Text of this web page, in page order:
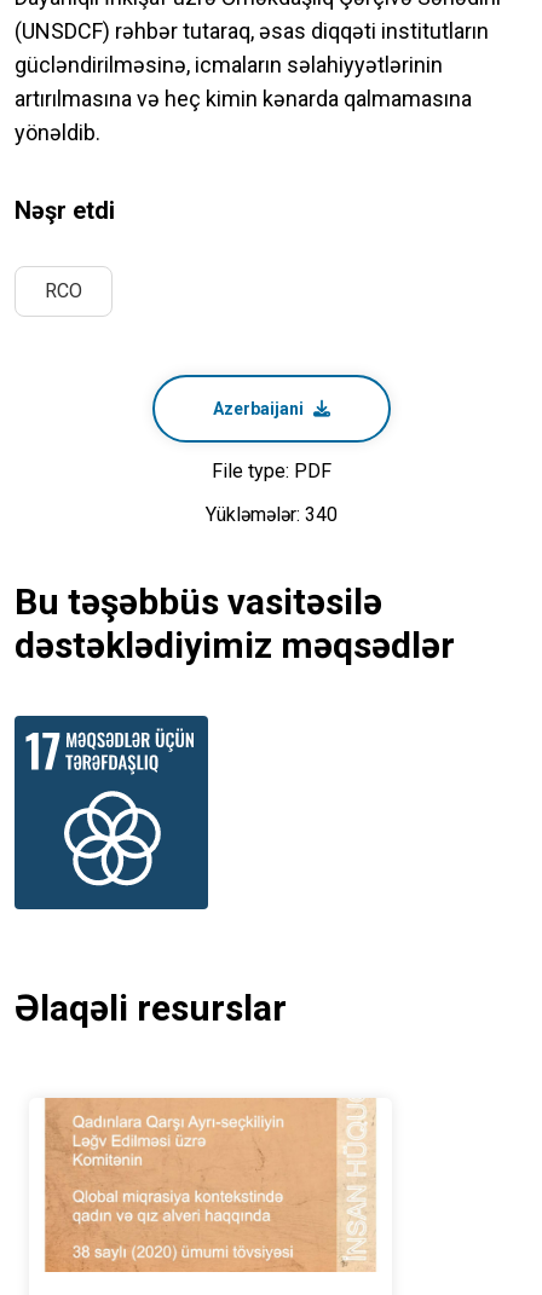
(UNSDCF) rəhbər tutaraq, əsas diqqəti institutların
gücləndirilməsinə, icmaların səlahiyyətlərinin
artırılmasına və heç kimin kənarda qalmamasına
yönəldib.
Nəşr etdi
RCO
Azerbaijani
File type: PDF
Yükləmələr: 340
Bu təşəbbüs vasitəsilə
dəstəklədiyimiz məqsədlər
Əlaqəli resurslar